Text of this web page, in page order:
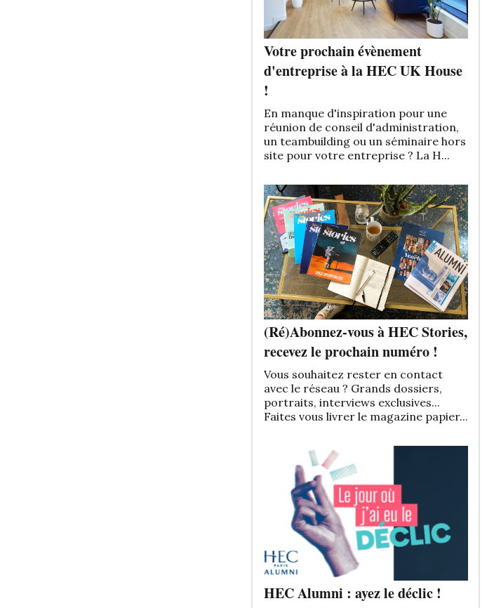
Votre prochain évènement
d'entreprise à la HEC UK House
!
En manque d'inspiration pour une
réunion de conseil d'administration,
un teambuilding ou un séminaire hors
site pour votre entreprise ? La H...
(Ré)Abonnez-vous à HEC Stories,
recevez le prochain numéro !
Vous souhaitez rester en contact
avec le réseau ? Grands dossiers,
portraits, interviews exclusives...
Faites vous livrer le magazine papier...
HEC Alumni : ayez le déclic !